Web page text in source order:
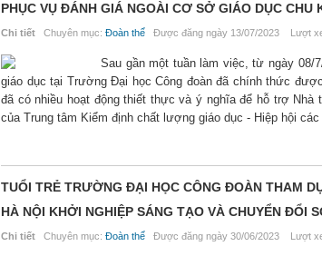
PHỤC VỤ ĐÁNH GIÁ NGOÀI CƠ SỞ GIÁO DỤC CHU
Chi tiết Chuyên mục: Đoàn thể Được đăng ngày 13/07/2023 Lượt
Sau gần một tuần làm việc, từ ngày
giáo dục tại Trường Đại học Công đoàn đã chính thức
đã có nhiều hoạt động thiết thực và ý nghĩa để hỗ trợ
của Trung tâm Kiểm định chất lượng giáo dục - Hiệp hội
TUỔI TRẺ TRƯỜNG ĐẠI HỌC CÔNG ĐOÀN THAM
HÀ NỘI KHỞI NGHIỆP SÁNG TẠO VÀ CHUYỂN ĐỔI
Chi tiết Chuyên mục: Đoàn thể Được đăng ngày 30/06/2023 Lượt